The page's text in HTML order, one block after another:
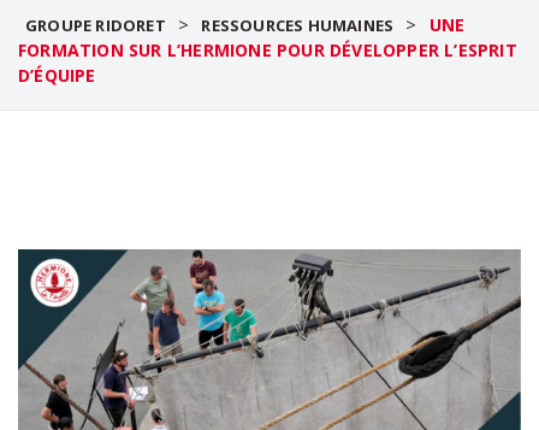
GROUPE RIDORET > RESSOURCES HUMAINES >
UNE
FORMATION SUR L’HERMIONE POUR DÉVELOPPER L’ESPRIT
D’ÉQUIPE